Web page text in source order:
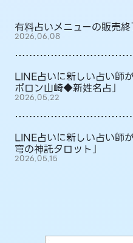
有料占いメニューの販売
2026.06.08
LINE占いに新しい占い師
ポロン山崎◆新姓名占」
2026.05.22
LINE占いに新しい占い師
穹の神託タロット」
2026.05.15